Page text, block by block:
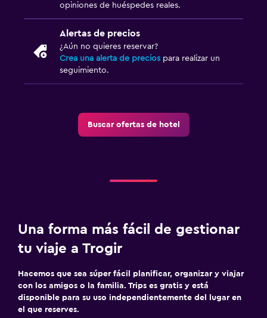
opiniones de huéspedes reales.
Alertas de precios
¿Aún no quieres reservar?
Crea una alerta de precios para realizar un
seguimiento.
Buscar ofertas de hotel
Una forma más fácil de gestionar
tu viaje a Trogir
Hacemos que sea súper fácil planificar, organizar y viajar
con los amigos o la familia. Trips es gratis y está
disponible para su uso independientemente del lugar en
el que reserves.